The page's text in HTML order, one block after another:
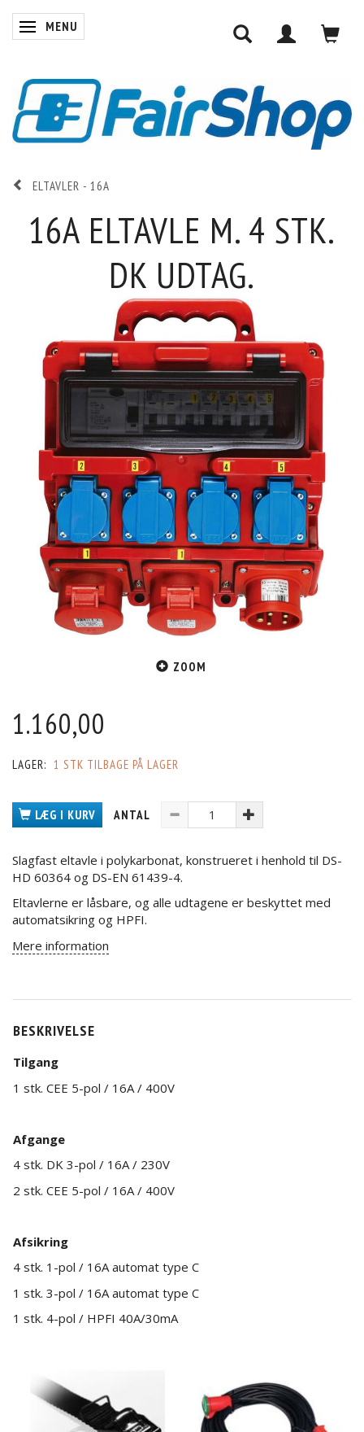
SKIFTE NAVIGATION
MENU
ELTAVLER - 16A
16A ELTAVLE M. 4 STK.
DK UDTAG.
ZOOM
1.160,00
LAGER: 1 STK TILBAGE PÅ LAGER
LÆG I KURV ANTAL
Slagfast eltavle i polykarbonat, konstrueret i henhold til DS-
HD 60364 og DS-EN 61439-4.
Eltavlerne er låsbare, og alle udtagene er beskyttet med
automatsikring og HPFI.
Mere information
BESKRIVELSE
Tilgang
1 stk. CEE 5-pol / 16A / 400V
Afgange
4 stk. DK 3-pol / 16A / 230V
2 stk. CEE 5-pol / 16A / 400V
Afsikring
4 stk. 1-pol / 16A automat type C
1 stk. 3-pol / 16A automat type C
1 stk. 4-pol / HPFI 40A/30mA